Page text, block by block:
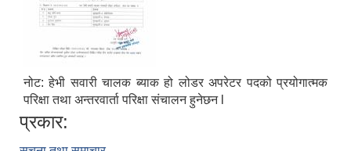
नोट: हेभी सवारी चालक ब्याक हो लोडर अपरेटर पदको प्रयोगात्मक
परिक्षा तथा अन्तरवार्ता परिक्षा संचालन हुनेछन l
प्रकार: